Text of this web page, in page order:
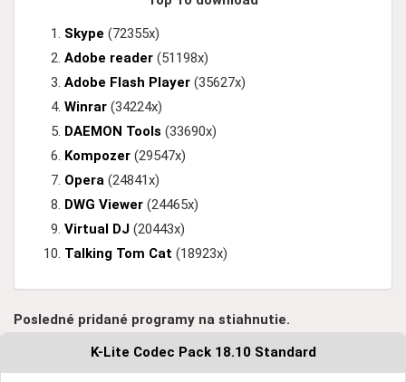
Skype (72355x)
Adobe reader (51198x)
Adobe Flash Player (35627x)
Winrar (34224x)
DAEMON Tools (33690x)
Kompozer (29547x)
Opera (24841x)
DWG Viewer (24465x)
Virtual DJ (20443x)
Talking Tom Cat (18923x)
Posledné pridané programy na stiahnutie.
K-Lite Codec Pack 18.10 Standard